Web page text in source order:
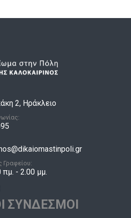
2, Ηράκλειο
Γραφείου:
- 2.00 μμ.
ΣΥΝΔΕΣΜΟΙ